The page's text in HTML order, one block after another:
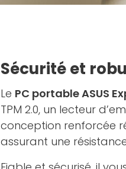
Sécurité et
Le PC portable ASUS
TPM 2.0, un lecteur
conception renforcée
assurant une